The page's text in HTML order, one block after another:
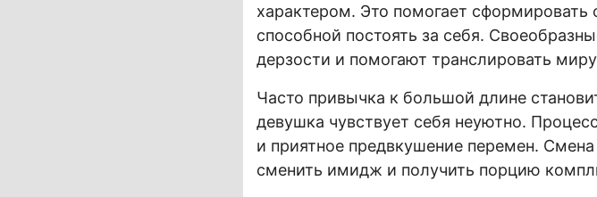
характером. Это помогает
способной постоять за себя.
дерзости и помогают транслировать
Часто привычка к большой длине
девушка чувствует себя неуютно.
и приятное предвкушение перемен.
сменить имидж и получить порцию